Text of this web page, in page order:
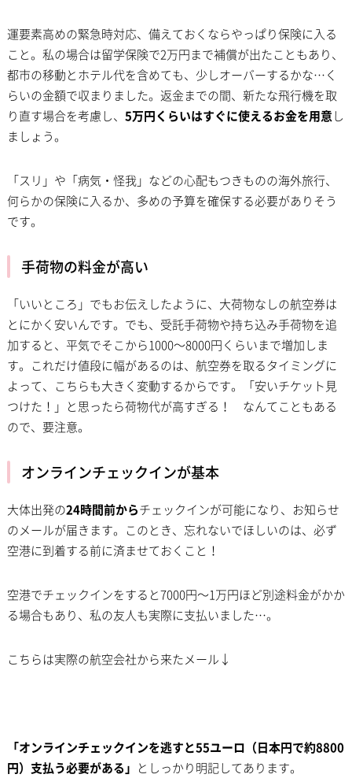
運要素高めの緊急時対応、備えておくならやっぱり保険に入る
こと。私の場合は留学保険で2万円まで補償が出たこともあり、
都市の移動とホテル代を含めても、少しオーバーするかな…く
らいの金額で収まりました。返金までの間、新たな飛行機を取
り直す場合を考慮し、 5万円くらいはすぐに使えるお金を用意し
ましょう。
「スリ」や「病気・怪我」などの心配もつきものの海外旅行、
何らかの保険に入るか、多めの予算を確保する必要がありそう
です。
手荷物の料金が高い
「いいところ」でもお伝えしたように、大荷物なしの航空券は
とにかく安いんです。でも、受託手荷物や持ち込み手荷物を追
加すると、平気でそこから1000〜8000円くらいまで増加しま
す。これだけ値段に幅があるのは、航空券を取るタイミングに
よって、こちらも大きく変動するからです。「安いチケット見
つけた！」と思ったら荷物代が高すぎる！ なんてこともある
ので、要注意。
オンラインチェックインが基本
大体出発の24時間前からチェックインが可能になり、お知らせ
のメールが届きます。このとき、忘れないでほしいのは、必ず
空港に到着する前に済ませておくこと！
空港でチェックインをすると7000円〜1万円ほど別途料金がかか
る場合もあり、私の友人も実際に支払いました…。
こちらは実際の航空会社から来たメール↓
「オンラインチェックインを逃すと55ユーロ（日本円で約8800
円）支払う必要がある」 としっかり明記してあります。